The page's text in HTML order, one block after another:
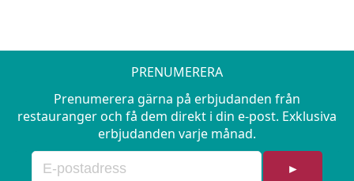
PRENUMERERA
Prenumerera gärna på erbjudanden från
restauranger och få dem direkt i din e-post. Exklusiva
erbjudanden varje månad.
►